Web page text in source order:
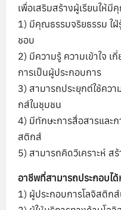
เพื่อเสริมสร้างผู้เรียนให้
1) มีคุณธรรมจริยธรรม ใ
ชอบ
2) มีความรู้ ความเข้าใจ เ
การเป็นผู้ประกอบการ
3) สามารถประยุกต์ใช้ควา
กส์ในชุมชน
4) มีทักษะการสื่อสารและก
สติกส์
5) สามารถคิดวิเคราะห์ ส
อาชีพที่สามารถประกอบไ
1) ผู้ประกอบการโลจิสติก